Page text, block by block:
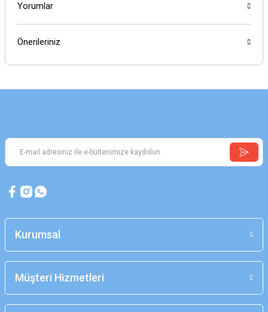
Yorumlar
Önerileriniz
Kurumsal
Müşteri Hizmetleri